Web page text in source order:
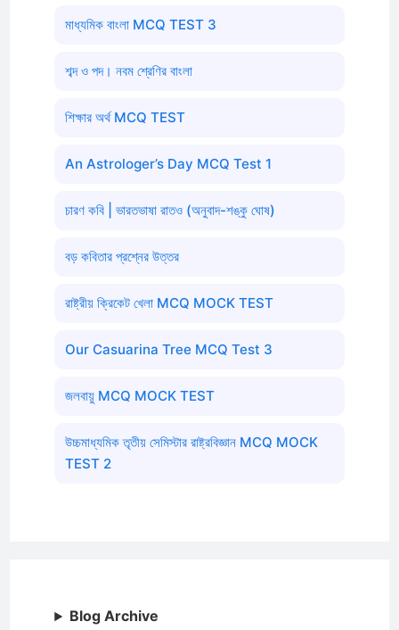
মাধ্যমিক বাংলা MCQ TEST 3
শব্দ ও পদ। নবম শ্রেণির বাংলা
শিক্ষার অর্থ MCQ TEST
An Astrologer’s Day MCQ Test 1
চারণ কবি | ভারতভাষা রাতও (অনুবাদ-শঙ্কু ঘোষ)
বড় কবিতার প্রশ্নের উত্তর
রাষ্ট্রীয় ক্রিকেট খেলা MCQ MOCK TEST
Our Casuarina Tree MCQ Test 3
জলবায়ু MCQ MOCK TEST
উচ্চমাধ্যমিক তৃতীয় সেমিস্টার রাষ্ট্রবিজ্ঞান MCQ MOCK
TEST 2
Blog Archive